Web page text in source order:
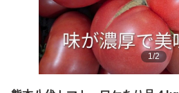
1/2